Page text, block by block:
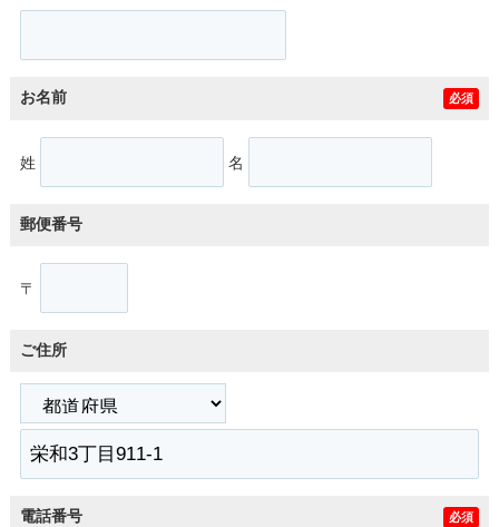
お名前 必須
姓 名
郵便番号
〒
ご住所
電話番号 必須